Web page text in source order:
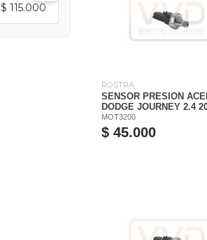
$ 115.000
ROSTRA
SENSOR PRESION
DODGE JOURNEY 2.4
MOT3200
$ 45.000